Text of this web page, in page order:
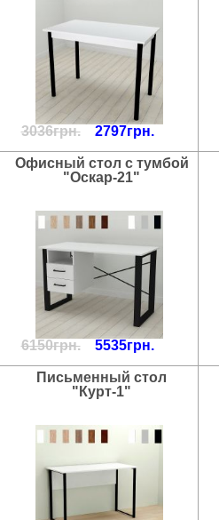
3036грн. 2797грн.
Офисный стол с тумбой
"Оскар-21"
6150грн. 5535грн.
Письменный стол
"Курт-1"